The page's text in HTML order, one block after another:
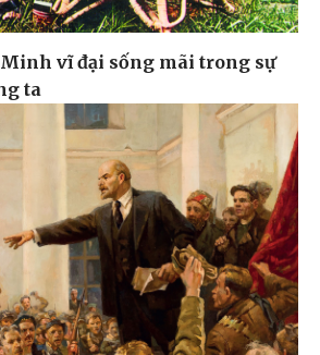
vĩ đại sống mãi trong sự
ta